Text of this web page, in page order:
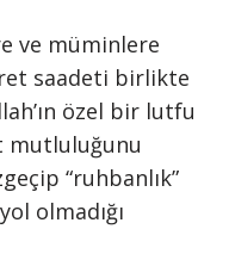
ve müminlere
saadeti birlikte
özel bir lutfu
mutluluğunu
“ruhbanlık”
olmadığı